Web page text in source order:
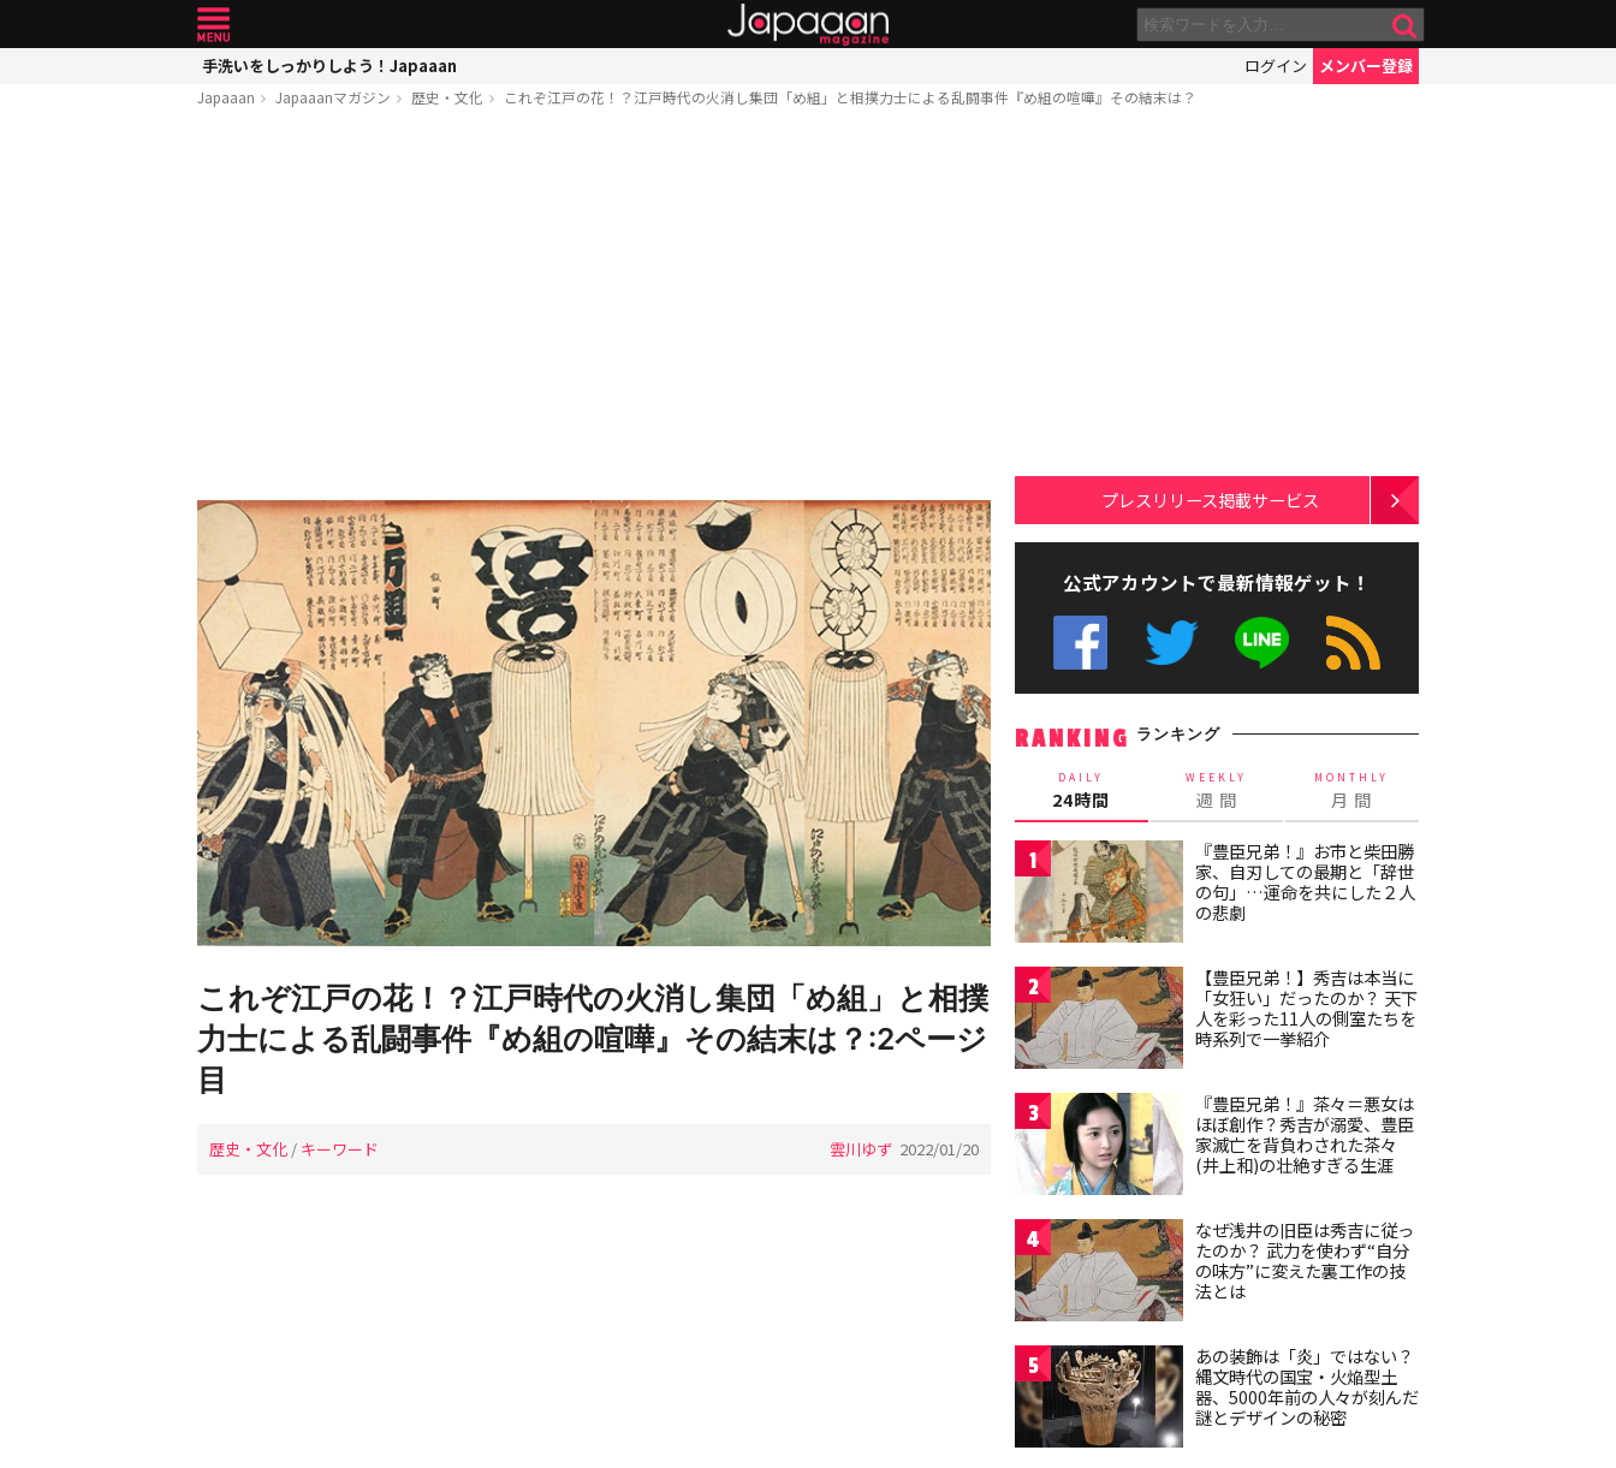
手洗いをしっかりしよう！Japaaan ログイン メンバー登録
Japaaan Japaaanマガジン 歴史・文化 これぞ江戸の花！？江戸時代の火消し集団「め組」と相撲力士による乱闘事件『め組の喧嘩』その結末は？
これぞ江戸の花！？江戸時代の火消し集団「め組」と相撲
力士による乱闘事件『め組の喧嘩』その結末は？:2ページ
目
歴史・文化 / キーワード 雲川ゆず 2022/01/20
プレスリリース掲載サービス
公式アカウントで最新情報ゲット！
RANKING ランキング
DAILY
24時間
WEEKLY
週 間
MONTHLY
月 間
1
『豊臣兄弟！』お市と柴田勝
家、自刃しての最期と「辞世
の句」…運命を共にした２人
の悲劇
2
【豊臣兄弟！】秀吉は本当に
「女狂い」だったのか？ 天下
人を彩った11人の側室たちを
時系列で一挙紹介
3
『豊臣兄弟！』茶々＝悪女は
ほぼ創作？秀吉が溺愛、豊臣
家滅亡を背負わされた茶々
(井上和)の壮絶すぎる生涯
4
なぜ浅井の旧臣は秀吉に従っ
たのか？ 武力を使わず“自分
の味方”に変えた裏工作の技
法とは
5
あの装飾は「炎」ではない？
縄文時代の国宝・火焔型土
器、5000年前の人々が刻んだ
謎とデザインの秘密